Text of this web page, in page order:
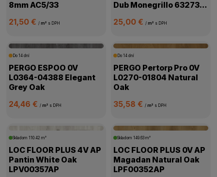
8mm AC5/33
21,50 €/ m² s DPH
Dub Monegrillo 63273
25,00 € / m² s DPH
Do 14 dní
PERGO ESPOO 0V
L0364-04388 Elegant
Grey Oak
24,46 €/ m² s DPH
Do 14 dní
PERGO Pertorp Pro 0V
L0270-01804 Natural
Oak
35,58 € / m² s DPH
Skladom110.42 m²
LOC FLOOR PLUS 4V AP
Pantin White Oak
LPV00357AP
Skladom 149.63 m²
LOC FLOOR PLUS 0V AP
Magadan Natural Oak
LPF00352AP